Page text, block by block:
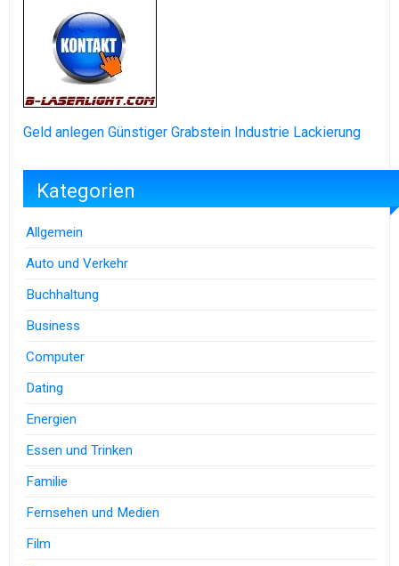
Geld anlegen Günstiger Grabstein Industrie Lackierung
Kategorien
Allgemein
Auto und Verkehr
Buchhaltung
Business
Computer
Dating
Energien
Essen und Trinken
Familie
Fernsehen und Medien
Film